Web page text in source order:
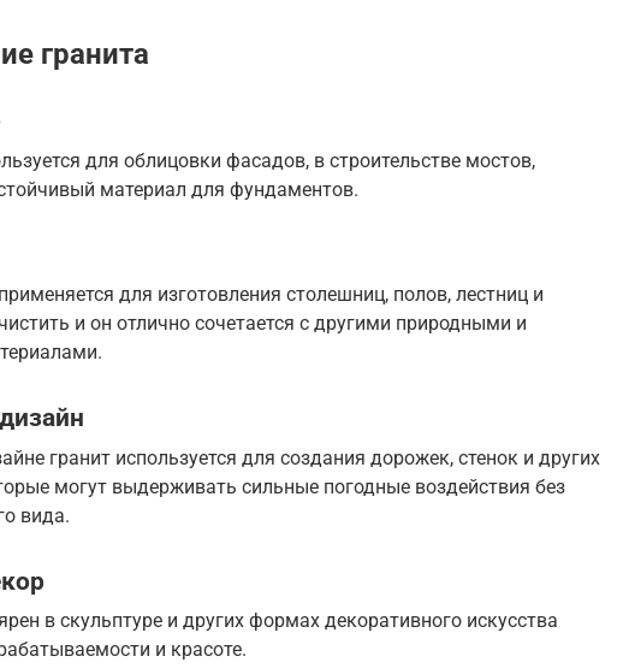
гранита
для облицовки фасадов, в строительстве мостов,
материал для фундаментов.
для изготовления столешниц, полов, лестниц и
и он отлично сочетается с другими природными и
гранит используется для создания дорожек, стенок и других
могут выдерживать сильные погодные воздействия без
вида.
в скульптуре и других формах декоративного искусства
и красоте.